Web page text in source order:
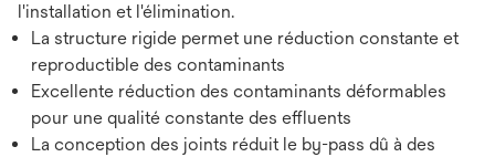
l'installation et l'élimination.
La structure rigide permet une réduction constante et
reproductible des contaminants
Excellente réduction des contaminants déformables
pour une qualité constante des effluents
La conception des joints réduit le by-pass dû à des